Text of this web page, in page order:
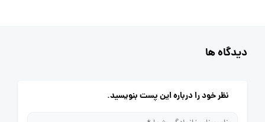
دیدگاه ها
نظر خود را درباره این پست بنویسید.